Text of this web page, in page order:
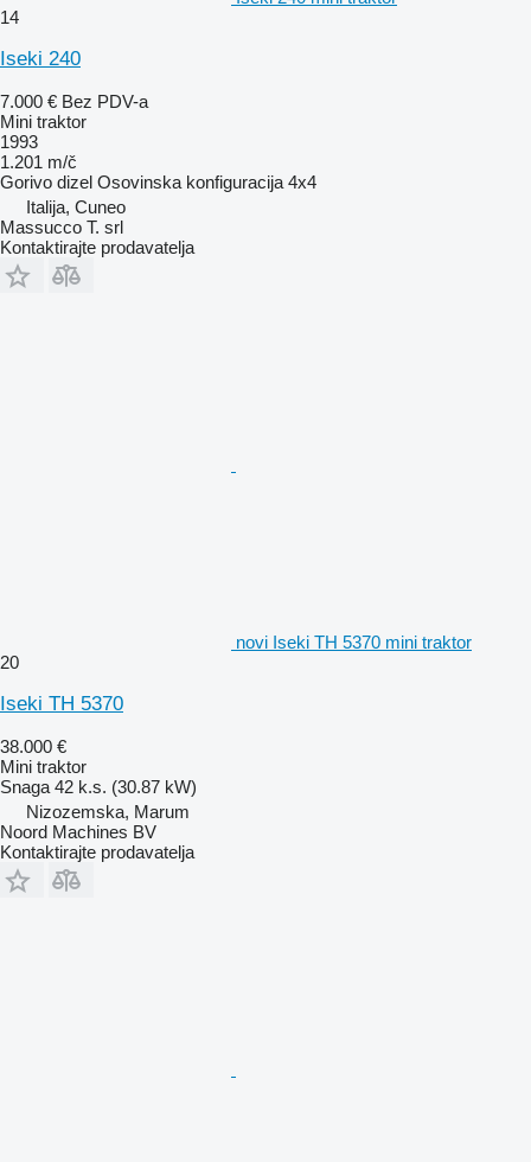
14
Iseki 240
7.000 € Bez PDV-a
Mini traktor
1993
1.201 m/č
Gorivo dizel Osovinska konfiguracija 4x4
Italija, Cuneo
Massucco T. srl
Kontaktirajte prodavatelja
novi Iseki TH 5370 mini traktor
20
Iseki TH 5370
38.000 €
Mini traktor
Snaga 42 k.s. (30.87 kW)
Nizozemska, Marum
Noord Machines BV
Kontaktirajte prodavatelja